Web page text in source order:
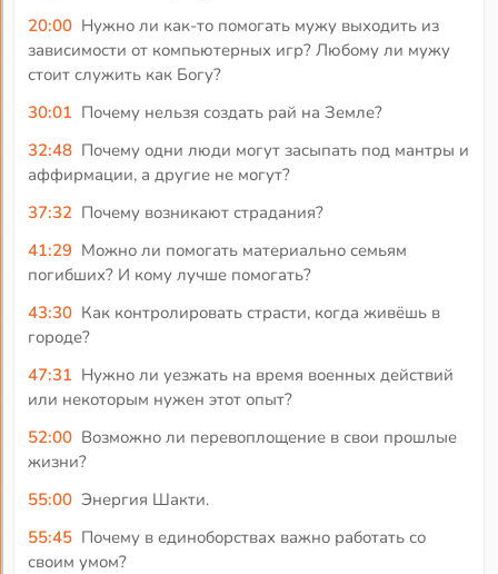
20:00 Нужно ли как-то помогать мужу выходить из
зависимости от компьютерных игр? Любому ли мужу
стоит служить как Богу?
30:01 Почему нельзя создать рай на Земле?
32:48 Почему одни люди могут засыпать под мантры и
аффирмации, а другие не могут?
37:32 Почему возникают страдания?
41:29 Можно ли помогать материально семьям
погибших? И кому лучше помогать?
43:30 Как контролировать страсти, когда живёшь в
городе?
47:31 Нужно ли уезжать на время военных действий
или некоторым нужен этот опыт?
52:00 Возможно ли перевоплощение в свои прошлые
жизни?
55:00 Энергия Шакти.
55:45 Почему в единоборствах важно работать со
своим умом?